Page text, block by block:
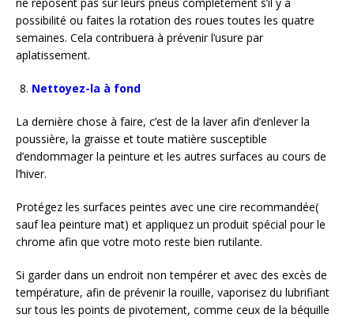
possibilité ou faites la rotation des roues toutes les quatre
semaines. Cela contribuera à prévenir l’usure par
aplatissement.
Nettoyez-la à fond
La dernière chose à faire, c’est de la laver afin d’enlever la
poussière, la graisse et toute matière susceptible
d’endommager la peinture et les autres surfaces au cours de
l’hiver.
Protégez les surfaces peintes avec une cire recommandée(
sauf lea peinture mat) et appliquez un produit spécial pour le
chrome afin que votre moto reste bien rutilante.
Si garder dans un endroit non tempérer et avec des excès de
température, afin de prévenir la rouille, vaporisez du lubrifiant
sur tous les points de pivotement, comme ceux de la béquille